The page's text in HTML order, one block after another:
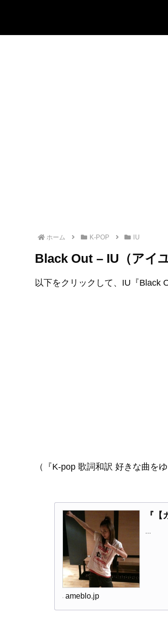
ホーム K-POP IU
Black Out – IU（アイ
以下をクリックして、IU『Black
（『K-pop 歌詞和訳 好きな曲を
『
ameblo.jp